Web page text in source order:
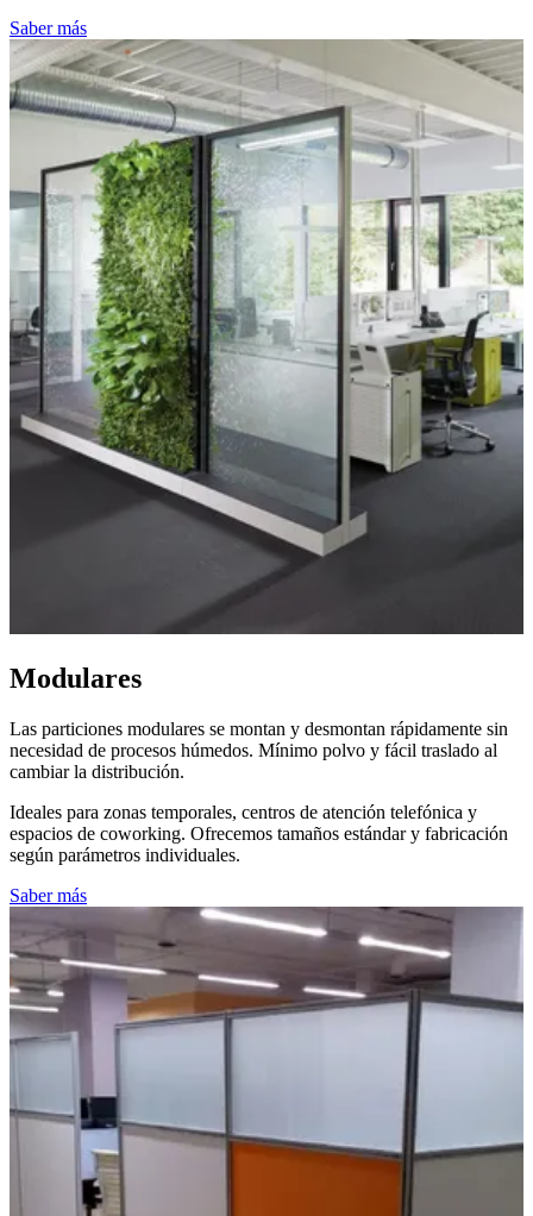
Saber más
Modulares
Las particiones modulares se montan y desmontan rápidamente sin
necesidad de procesos húmedos. Mínimo polvo y fácil traslado al
cambiar la distribución.
Ideales para zonas temporales, centros de atención telefónica y
espacios de coworking. Ofrecemos tamaños estándar y fabricación
según parámetros individuales.
Saber más